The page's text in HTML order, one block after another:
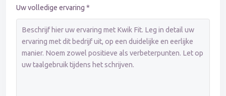
Uw volledige ervaring *